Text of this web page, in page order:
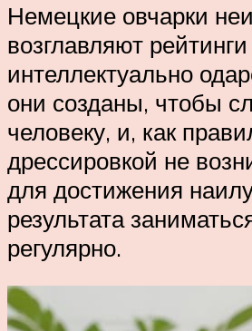
Немецкие овчарки
возглавляют
интеллектуально
они созданы, чтобы
человеку, и, как
дрессировкой не
для достижения
результата
регулярно.